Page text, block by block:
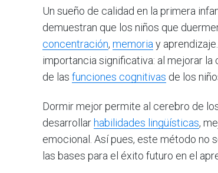
Un sueño de calidad en la primera
demuestran que los niños que
concentración, memoria y
importancia significativa: al mejorar
de las funciones cognitivas de los
Dormir mejor permite al cerebro de
desarrollarhabilidades lingüísticas,
emocional. Así pues, este método no
las bases para el éxito futuro en el